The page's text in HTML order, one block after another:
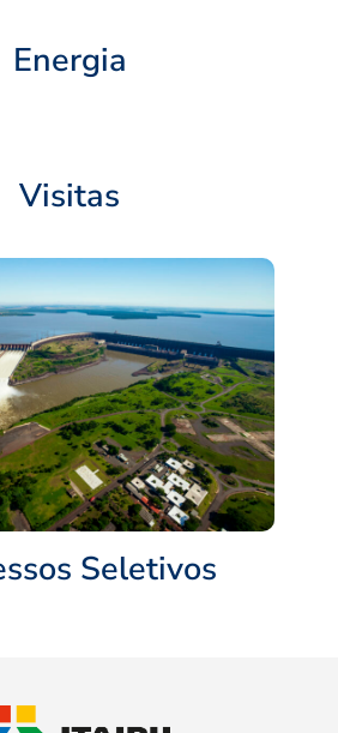
Energia
Visitas
Seletivos